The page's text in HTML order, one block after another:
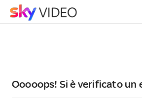
Ooooops! Si è verificato un